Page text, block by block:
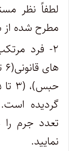
لطفاً نظر
مطرح شده از
گردیده
تعدد جرم
نمایید.